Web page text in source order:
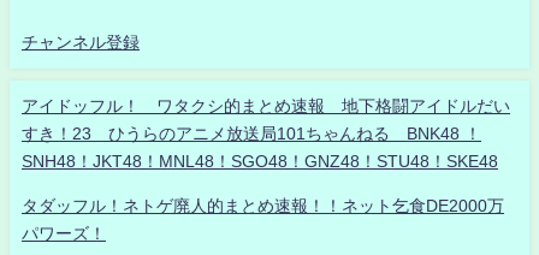
チャンネル登録
アイドッフル！ ワタクシ的まとめ速報 地下格闘アイドルだい
すき！23 ひうらのアニメ放送局101ちゃんねる BNK48 ！
SNH48！JKT48！MNL48！SGO48！GNZ48！STU48！SKE48
タダッフル！ネトゲ廃人的まとめ速報！！ネット乞食DE2000万
パワーズ！